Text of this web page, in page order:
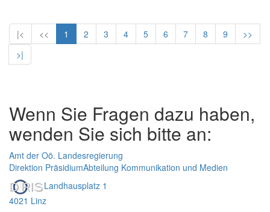
|< << 1 2 3 4 5 6 7 8 9
>>
>|
Wenn Sie Fragen dazu haben,
wenden Sie sich bitte an:
Amt der Oö. Landesregierung
Direktion PräsidiumAbteilung Kommunikation und Medien
Landhausplatz 1
4021 Linz